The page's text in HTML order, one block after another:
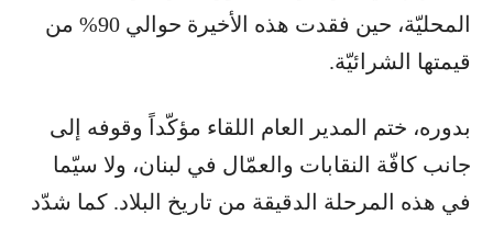
المحليّة، حين فقدت هذه الأخيرة حوالي 90% من
قيمتها الشرائيّة.
بدوره، ختم المدير العام اللقاء مؤكّداً وقوفه إلى
جانب كافّة النقابات والعمّال في لبنان، ولا سيّما
في هذه المرحلة الدقيقة من تاريخ البلاد. كما شدّد